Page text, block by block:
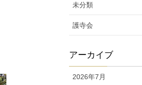
未分類
護寺会
アーカイブ
2026年7月